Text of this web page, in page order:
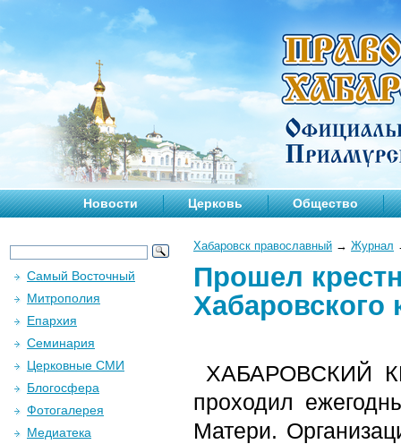
Новости Церковь Общество
Хабаровск православный → Журнал
Прошел
Хабаровского
ХАБАРОВСКИЙ
проходил
Матери.
Самый Восточный
Митрополия
Епархия
Семинария
Церковные СМИ
Блогосфера
Фотогалерея
Медиатека